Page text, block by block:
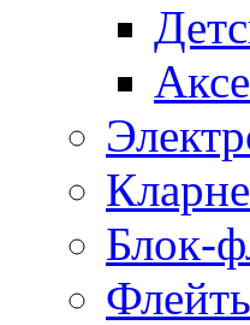
Блок-